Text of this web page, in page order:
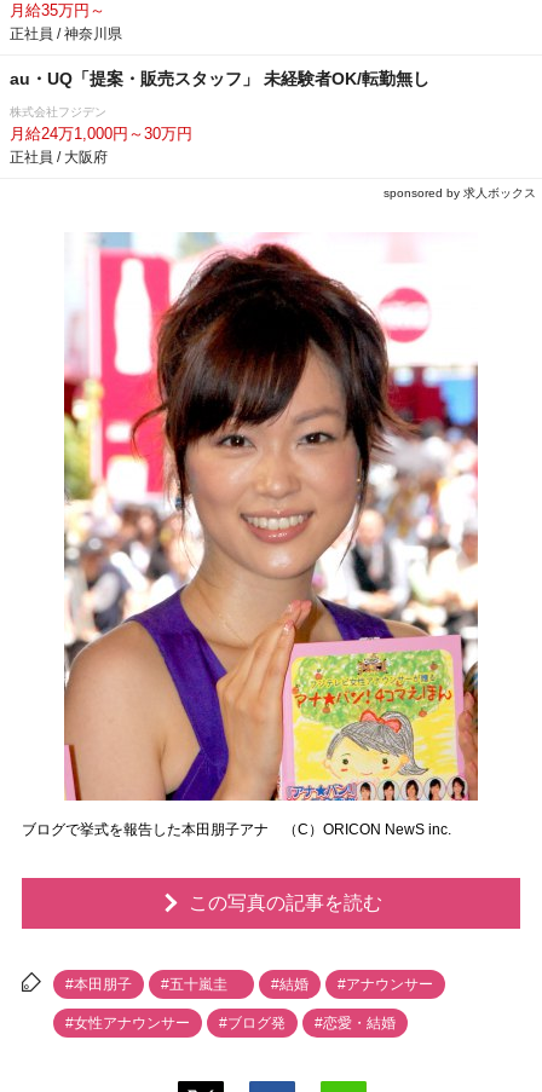
月給35万円～
正社員 / 神奈川県
au・UQ「提案・販売スタッフ」 未経験者OK/転勤無し
株式会社フジデン
月給24万1,000円～30万円
正社員 / 大阪府
sponsored by 求人ボックス
ブログで挙式を報告した本田朋子アナ （C）ORICON NewS inc.
この写真の記事を読む
#本田朋子 #五十嵐圭 #結婚 #アナウンサー
#女性アナウンサー #ブログ発 #恋愛・結婚